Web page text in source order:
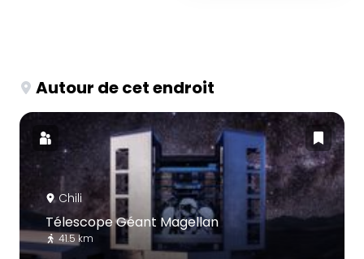
Autour de cet endroit
Chili
Télescope Géant Magellan
41.5 km